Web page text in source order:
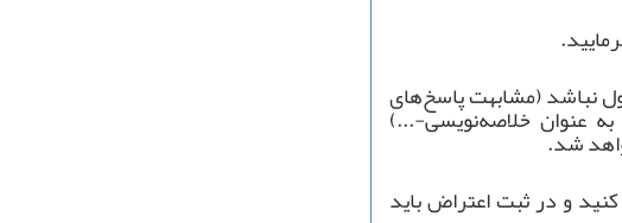
نباشد (مشابهت پاسخ‌های
عنوان خلاصه‌نویسی-...)
شد.
و در ثبت اعتراض باید